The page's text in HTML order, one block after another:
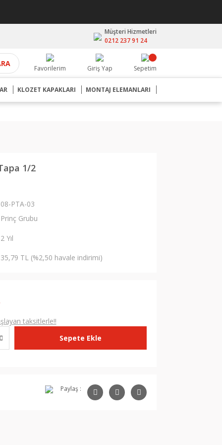
Müşteri Hizmetleri
0212 237 91 24
Favorilerim Giriş Yap Sepetim
KLOZET KAPAKLARI MONTAJ ELEMANLARI
1/2
08-PTA-03
Prinç Grubu
2 Yıl
35,79 TL (%2,50 havale indirimi)
taksitlerle!!
Sepete Ekle
Paylaş :